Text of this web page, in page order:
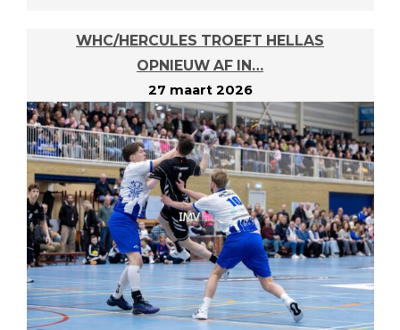
WHC/HERCULES TROEFT HELLAS
OPNIEUW AF IN…
27 maart 2026